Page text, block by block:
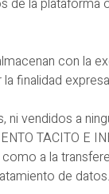
la plataforma
con la
finalidad
vendidos a
TACITO E
a la
de datos.